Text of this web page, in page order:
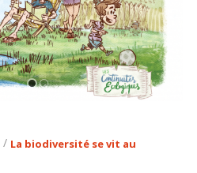
La biodiversité se vit au